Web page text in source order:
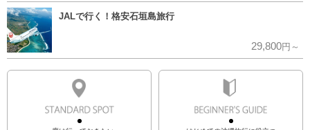
JALで行く！格安石垣島旅行
29,800円～